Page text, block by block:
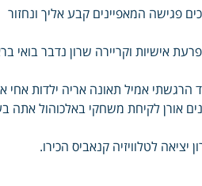
פגישה המאפיינים קבע אליך ונחזור
אישיות וקריירה שרון נדבר בואי
הרגשתי אמיל תאונה אריה ילדות אחי
אורן לקיחת משחקי באלכוהול אתה
לטלוויזיה קנאביס הכירו.